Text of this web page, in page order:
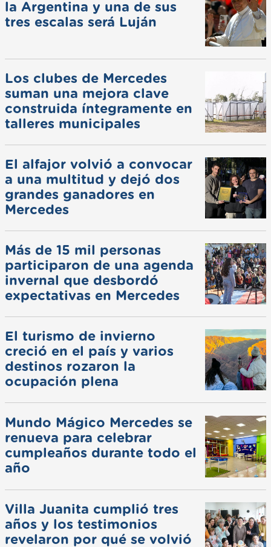
la Argentina y una de sus
tres escalas será Luján
Los clubes de Mercedes
suman una mejora clave
construida íntegramente en
talleres municipales
El alfajor volvió a convocar
a una multitud y dejó dos
grandes ganadores en
Mercedes
Más de 15 mil personas
participaron de una agenda
invernal que desbordó
expectativas en Mercedes
El turismo de invierno
creció en el país y varios
destinos rozaron la
ocupación plena
Mundo Mágico Mercedes se
renueva para celebrar
cumpleaños durante todo el
año
Villa Juanita cumplió tres
años y los testimonios
revelaron por qué se volvió